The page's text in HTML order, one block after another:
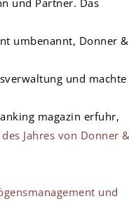
umbenannt, Donner &
und machte
magazin erfuhr,
Jahres von Donner &
und